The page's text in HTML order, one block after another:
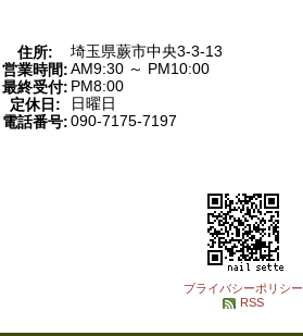
住所:
埼玉県蕨市中央3-3-13
営業時間:AM9:30 ～ PM10:00
最終受付: PM8:00
定休日:
日曜日
電話番号:090-7175-7197
プライバシーポリシー
RSS